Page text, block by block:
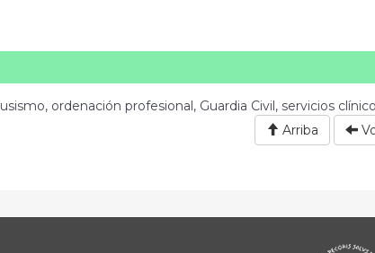
ordenación profesional, Guardia Civil, servicios
Arriba